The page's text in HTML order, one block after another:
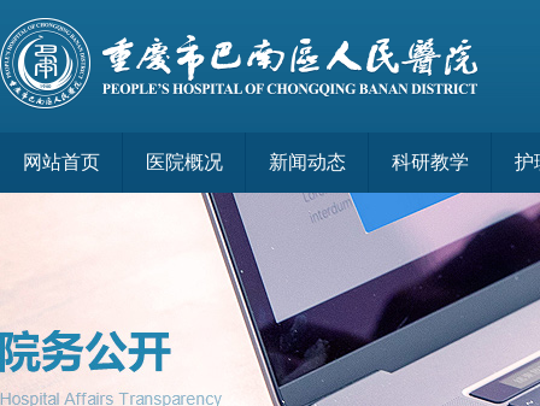
网站首页 医院概况 新闻动态 科研教学 护